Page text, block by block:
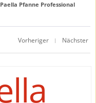
Paella Pfanne Professional
Vorheriger | Nächster